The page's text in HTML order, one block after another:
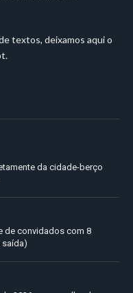
textos, deixamos aqui o
.
da cidade-berço
de convidados com 8
saída)